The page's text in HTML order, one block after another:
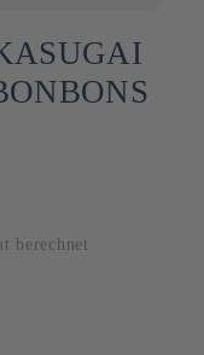
berechnet
Default